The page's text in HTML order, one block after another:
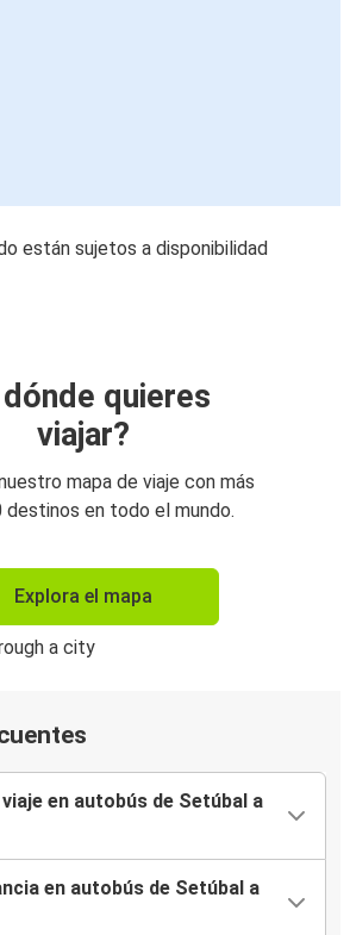
están sujetos a disponibilidad
quieres
viajar?
mapa de viaje con más
destinos en todo el mundo.
Explora el mapa
en autobús de Setúbal a
en autobús de Setúbal a